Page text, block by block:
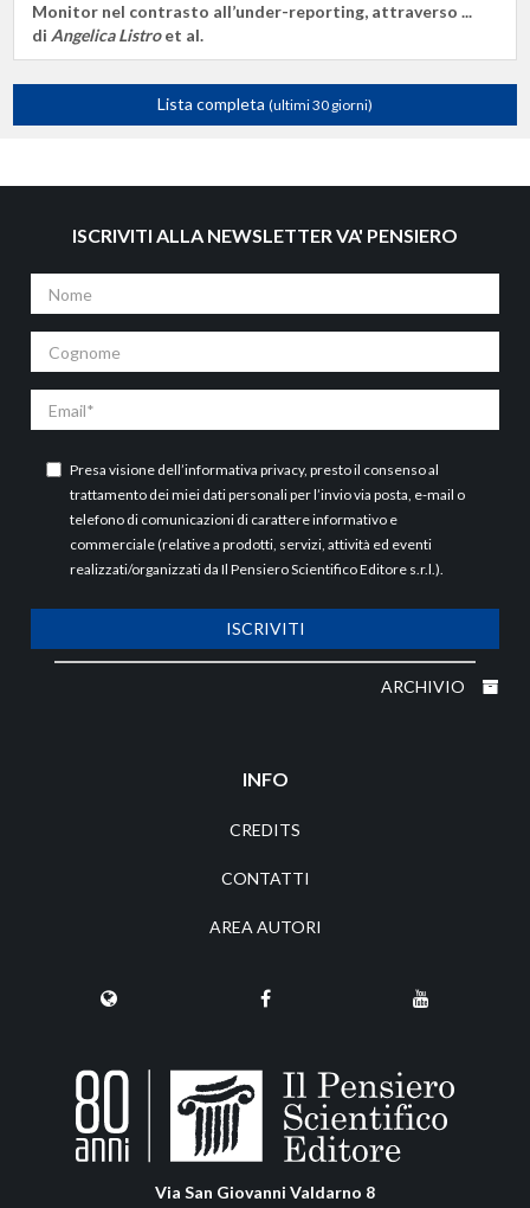
Monitor nel contrasto all’under-reporting, attraverso ...
di Angelica Listroet al.
Lista completa (ultimi 30 giorni)
ISCRIVITI ALLA NEWSLETTER VA' PENSIERO
Nome
Cognome
Email
Presa visione dell’informativa privacy, presto il consenso al
trattamento dei miei dati personali per l’invio via posta, e-mail o
telefono di comunicazioni di carattere informativo e
commerciale (relative a prodotti, servizi, attività ed eventi
realizzati/organizzati da Il Pensiero Scientifico Editore s.r.l.).
ISCRIVITI
ARCHIVIO
INFO
CREDITS
CONTATTI
AREA AUTORI
Via San Giovanni Valdarno 8